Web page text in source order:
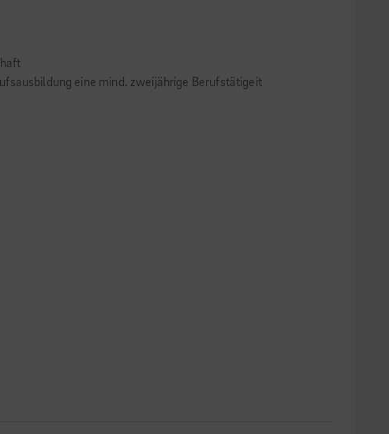
eine mind. zweijährige Berufstätigeit